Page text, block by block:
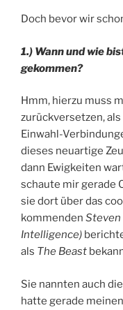
Doch bevor wir
1.) Wann und wie
gekommen?
Hmm, hierzu muss
zurückversetzen,
Einwahl-
dieses neuartige
dann Ewigkeiten
schaute mir gerade
sie dort über das
kommenden
Intelligence)
als The Beast
Sie nannten auch
hatte gerade